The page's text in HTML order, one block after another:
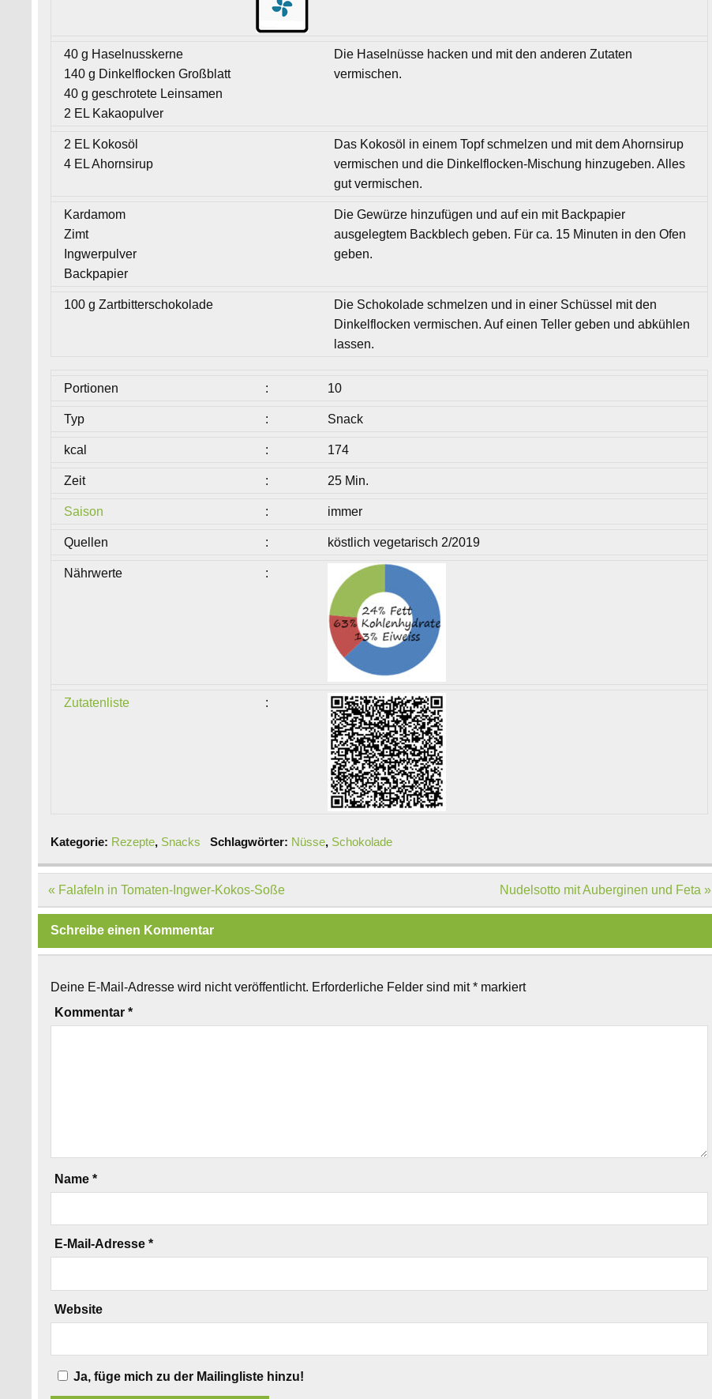
40 g Haselnusskerne
140 g Dinkelflocken Großblatt
40 g geschrotete Leinsamen
2 EL Kakaopulver
Die Haselnüsse hacken und mit den anderen Zutaten
vermischen.
2 EL Kokosöl
4 EL Ahornsirup
Das Kokosöl in einem Topf schmelzen und mit dem Ahornsirup
vermischen und die Dinkelflocken-Mischung hinzugeben. Alles
gut vermischen.
Kardamom
Zimt
Ingwerpulver
Backpapier
Die Gewürze hinzufügen und auf ein mit Backpapier
ausgelegtem Backblech geben. Für ca. 15 Minuten in den Ofen
geben.
100 g Zartbitterschokolade
Die Schokolade schmelzen und in einer Schüssel mit den
Dinkelflocken vermischen. Auf einen Teller geben und abkühlen
lassen.
Portionen : 10
Typ : Snack
kcal : 174
Zeit : 25 Min.
Saison : immer
Quellen : köstlich vegetarisch 2/2019
Nährwerte :
Zutatenliste :
Kategorie: Rezepte, Snacks Schlagwörter: Nüsse, Schokolade
Beitragsnavigation
« Falafeln in Tomaten-Ingwer-Kokos-Soße Nudelsotto mit Auberginen und Feta »
Schreibe einen Kommentar
Deine E-Mail-Adresse wird nicht veröffentlicht. Erforderliche Felder sind mit* markiert
Kommentar*
Name*
E-Mail-Adresse*
Website
Ja, füge mich zu der Mailingliste hinzu!